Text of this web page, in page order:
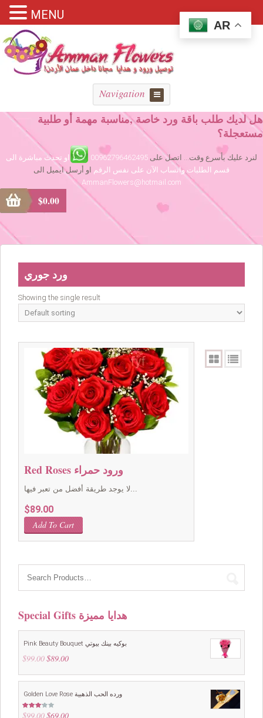
Navigation
هل لديك طلب باقة ورد خاصة ,مناسبة مهمة أو طلبية
مستعجلة؟
لنرد عليك بأسرع وقت... اتصل على 00962796462495
او تحدث مباشرة الى
قسم الطلبات واتساب الآن على نفس الرقم او أرسل ايميل الى
AmmanFlowers@hotmail.com
$0.00
ورد جوري
Showing the single result
Red Roses ورود حمراء
لا يوجد طريقة أفضل من تعبر فيها...
$89.00
Add To Cart
Special Gifts هدايا مميزة
Pink Beauty Bouquet بوكيه بينك بيوتي
$99.00 Original
was:
$89.00Current
is:
Golden Love Rose ورده الحب الذهبية
Rated
$99.00 Original
$69.00Current
AR
MENU